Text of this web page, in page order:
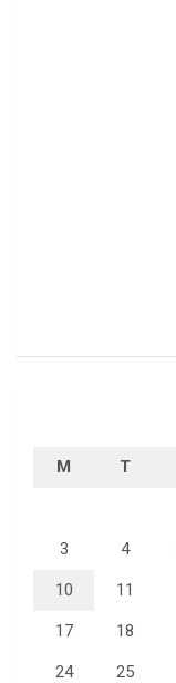
M T
3 4
10 11
17 18
24 25